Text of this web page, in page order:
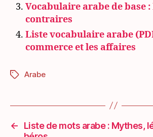
Vocabulaire arabe de base :
contraires
Liste vocabulaire arabe
commerce et les affaires
Étiquettes
Arabe
←
Liste de mots arabe : Mythes,